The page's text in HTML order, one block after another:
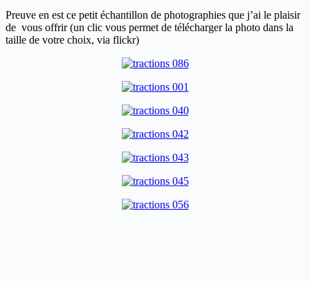
Preuve en est ce petit échantillon de photographies que j’ai le plaisir
de vous offrir (un clic vous permet de télécharger la photo dans la
taille de votre choix, via flickr)